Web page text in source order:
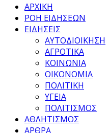
ΑΡΧΙΚΗ
ΡΟΗ ΕΙΔΗΣΕΩΝ
ΕΙΔΗΣΕΙΣ
ΑΥΤΟΔΙΟΙΚΗΣΗ
ΑΓΡΟΤΙΚΑ
ΚΟΙΝΩΝΙΑ
ΟΙΚΟΝΟΜΙΑ
ΠΟΛΙΤΙΚΗ
ΥΓΕΙΑ
ΠΟΛΙΤΙΣΜΟΣ
ΑΘΛΗΤΙΣΜΟΣ
ΑΡΘΡΑ